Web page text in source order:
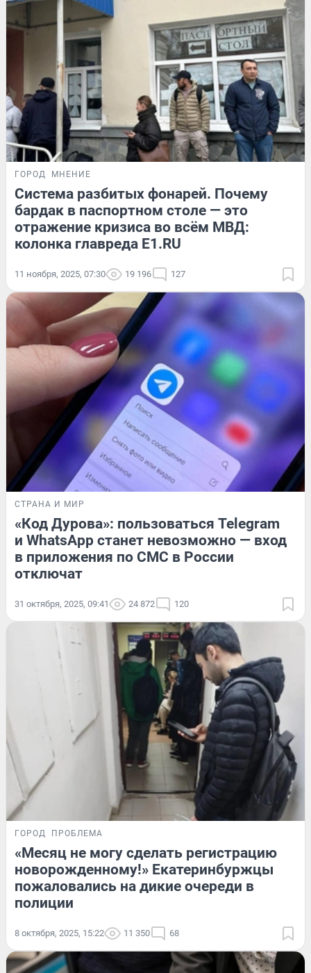
ГОРОД МНЕНИЕ
Система разбитых фонарей. Почему
бардак в паспортном столе — это
отражение кризиса во всём МВД:
колонка главреда Е1.RU
11 ноября, 2025, 07:30 19 196 127
СТРАНА И МИР
«Код Дурова»: пользоваться Telegram
и WhatsApp станет невозможно — вход
в приложения по СМС в России
отключат
31 октября, 2025, 09:41 24 872 120
ГОРОД ПРОБЛЕМА
«Месяц не могу сделать регистрацию
новорожденному!» Екатеринбуржцы
пожаловались на дикие очереди в
полиции
8 октября, 2025, 15:22 11 350 68